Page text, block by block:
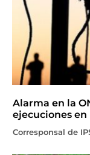
Alarma en la
ejecuciones en
Corresponsal de